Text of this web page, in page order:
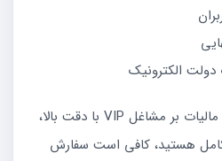
الکترونیک
اگر به دنبال ارسال اظهارنامه مالیات بر مشاغل VIP با دقت بالا،
هستید، کافی است سفارش